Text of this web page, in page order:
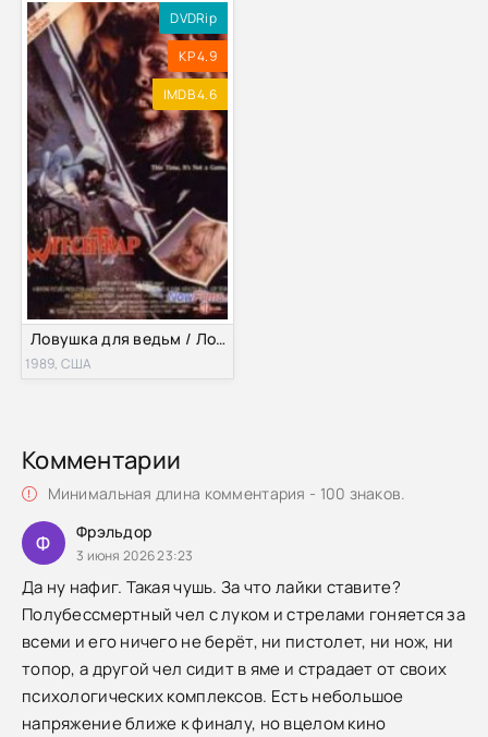
DVDRip
KP 4.9
IMDB 4.6
Ловушка для ведьм / Ловушка ведьм (1989)
1989, США
Комментарии
Минимальная длина комментария - 100 знаков.
Ф Фрэльдор
3 июня 2026 23:23
Да ну нафиг. Такая чушь. За что лайки ставите?
Полубессмертный чел с луком и стрелами гоняется за
всеми и его ничего не берёт, ни пистолет, ни нож, ни
топор, а другой чел сидит в яме и страдает от своих
психологических комплексов. Есть небольшое
напряжение ближе к финалу, но вцелом кино